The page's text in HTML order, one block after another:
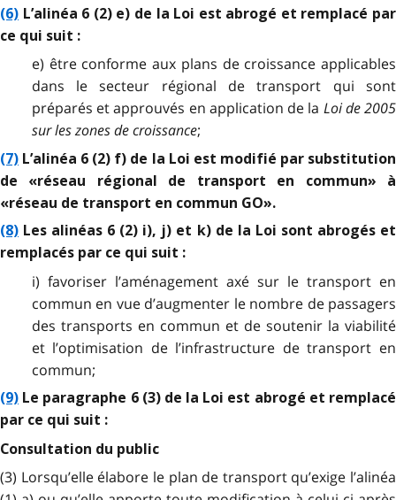
(6) L’alinéa 6 (2) e) de la Loi est abrogé et remplacé par
ce qui suit :
e) être conforme aux plans de croissance applicables
dans le secteur régional de transport qui sont
préparés et approuvés en application de la Loi de 2005
sur les zones de croissance;
(7) L’alinéa 6 (2) f) de la Loi est modifié par substitution
de «réseau régional de transport en commun» à
«réseau de transport en commun GO».
(8) Les alinéas 6 (2) i), j) et k) de la Loi sont abrogés et
remplacés par ce qui suit :
i) favoriser l’aménagement axé sur le transport en
commun en vue d’augmenter le nombre de passagers
des transports en commun et de soutenir la viabilité
et l’optimisation de l’infrastructure de transport en
commun;
(9) Le paragraphe 6 (3) de la Loi est abrogé et remplacé
par ce qui suit :
Consultation du public
(3) Lorsqu’elle élabore le plan de transport qu’exige l’alinéa